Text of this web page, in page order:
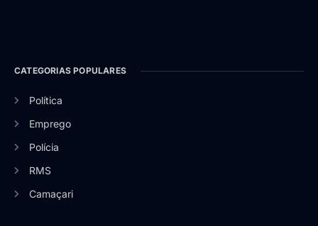
CATEGORIAS POPULARES
Política
Emprego
Polícia
RMS
Camaçari